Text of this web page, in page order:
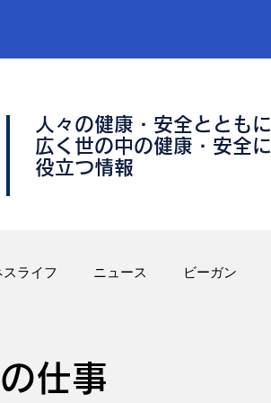
人々の健康・安全とともに
​広く世の中の健康・安全に
​役立つ情報
ライフ ニュース ビーガン
仕事